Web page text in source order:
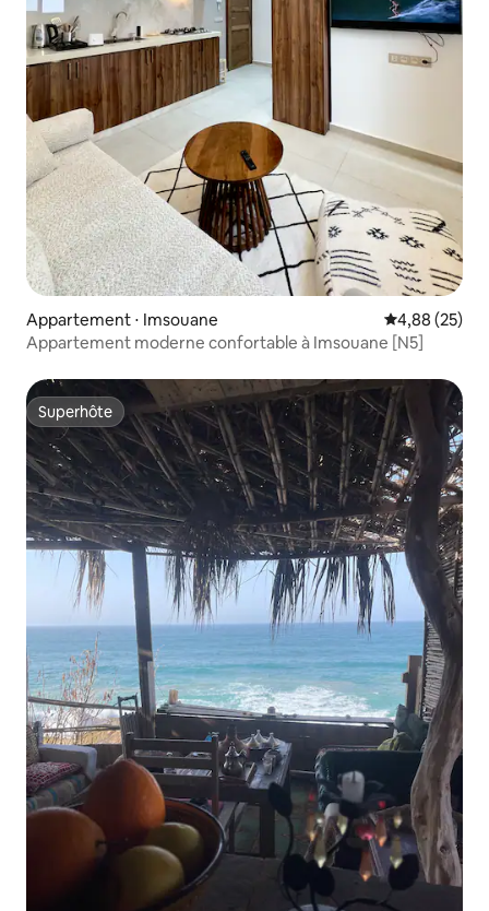
Appartement ⋅ Imsouane Évaluation
4,88 (25)
Appartement moderne confortable à Imsouane [N5]
Superhôte
Superhôte